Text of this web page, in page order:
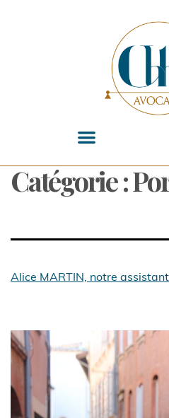
Catégorie :
Alice MARTIN, notre